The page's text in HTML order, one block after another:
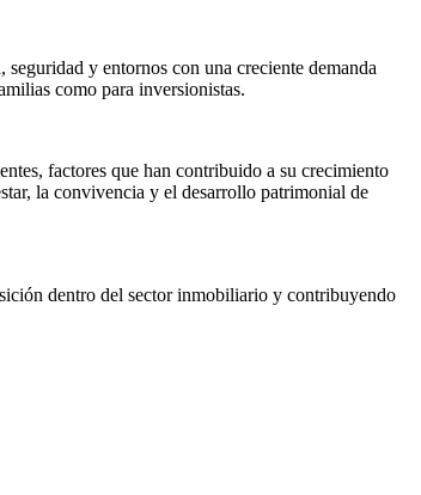
y entornos con una creciente demanda
como para inversionistas.
factores que han contribuido a su crecimiento
la convivencia y el desarrollo patrimonial de
dentro del sector inmobiliario y contribuyendo